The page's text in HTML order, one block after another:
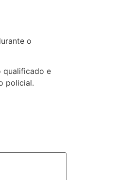
o
qualificado e
policial.